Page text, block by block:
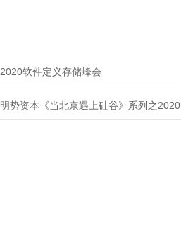
2020软件定义存储峰会
明势资本《当北京遇上硅谷》系列之2020年度开源峰会